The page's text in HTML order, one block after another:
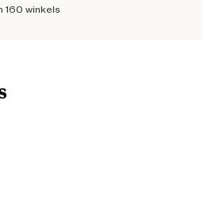
160 winkels